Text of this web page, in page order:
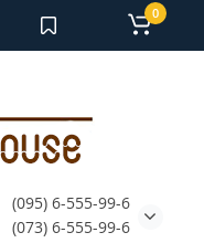
(095) 6-555-99-6
(073) 6-555-99-6
0